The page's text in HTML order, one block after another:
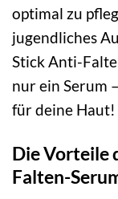
optimal zu
jugendliches
Stick Anti-
nur ein Serum
für deine Haut!
Die Vorteile
Falten-